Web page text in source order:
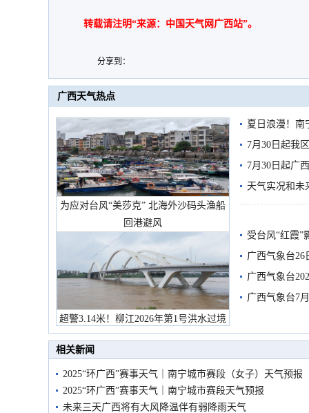
转载请注明“来源：中国天气网广西站”。
分享到：
广西天气热点
为应对台风“美莎克” 北海外沙码头渔船
回港避风
超警3.14米！柳江2026年第1号洪水过境
市民在堤岸见证汛况
夏日浪漫！南
7月30日起我
7月30日起广
天气实况和未
受台风“红霞”
有较强降雨
广西气象台26
广西气象台
预警
广西气象台7
相关新闻
2025“环广西”赛事天气｜南宁城市赛段（女子）天气预报
2025“环广西”赛事天气｜南宁城市赛段天气预报
未来三天广西将有大风降温伴有弱降雨天气